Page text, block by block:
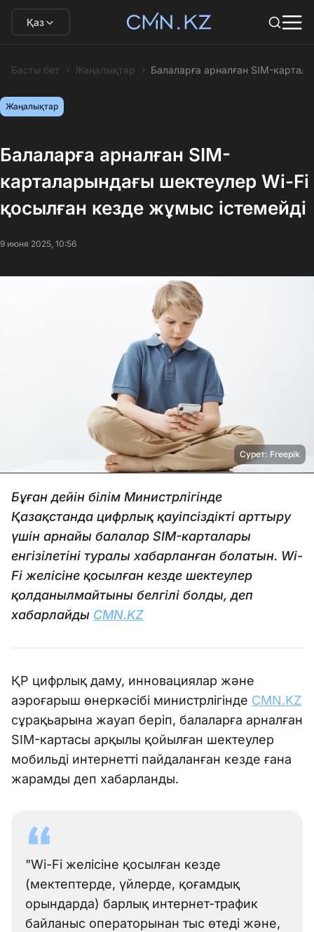
Қаз
Басты бет Жаңалықтар Балаларға арналған SIM-
Жаңалықтар
Балаларға арналған SIM-
карталарындағы шектеулер Wi-Fi
қосылған кезде жұмыс істемейді
9 июня 2025, 10:56
Сурет: Freepik
Бұған дейін білім Министрлігінде
Қазақстанда цифрлық қауіпсіздікті арттыру
үшін арнайы балалар SIM-карталары
енгізілетіні туралы хабарланған болатын. Wi-
Fi желісіне қосылған кезде шектеулер
қолданылмайтыны белгілі болды, деп
хабарлайды CMN.KZ
ҚР цифрлық даму, инновациялар және
аэроғарыш өнеркәсібі министрлігінде CMN.KZ
сұрақьарына жауап беріп, балаларға арналған
SIM-картасы арқылы қойылған шектеулер
мобильді интернетті пайдаланған кезде ғана
жарамды деп хабарланды.
"Wi-Fi желісіне қосылған кезде
(мектептерде, үйлерде, қоғамдық
орындарда) барлық интернет-трафик
байланыс операторынан тыс өтеді және,